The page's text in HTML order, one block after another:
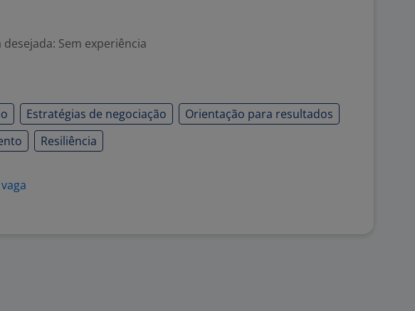
desejada: Sem experiência
Estratégias de negociação
Orientação para resultados
Resiliência